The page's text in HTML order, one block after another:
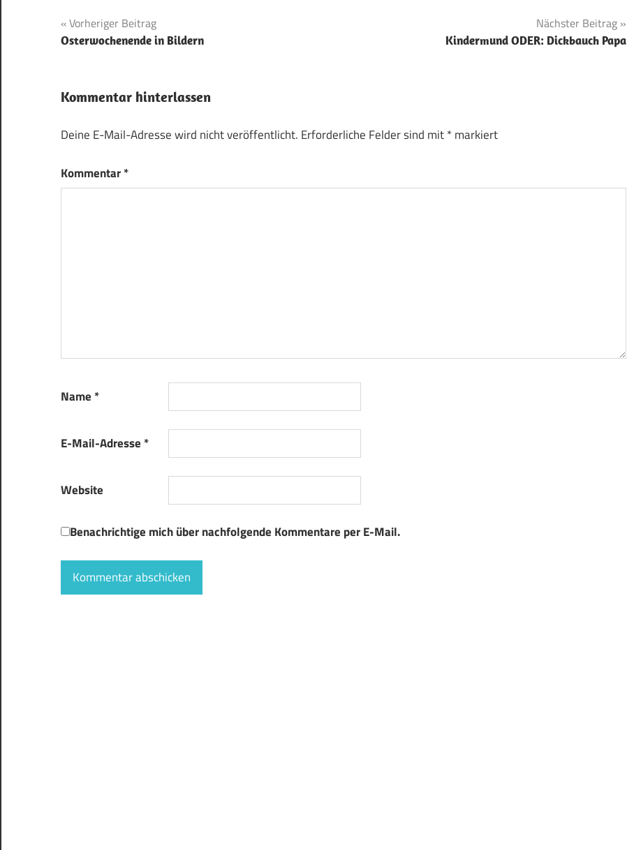
Beitragsnavigation
Vorheriger Beitrag
Osterwochenende in Bildern
Nächster Beitrag
Kindermund ODER: Dickbauch Papa
Kommentar hinterlassen
Deine E-Mail-Adresse wird nicht veröffentlicht. Erforderliche Felder sind mit*markiert
Kommentar*
Name *
E-Mail-Adresse *
Website
Benachrichtige mich über nachfolgende Kommentare per E-Mail.